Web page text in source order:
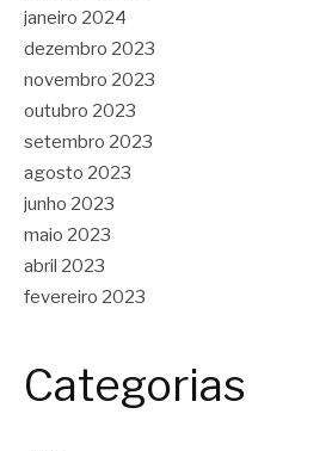
janeiro 2024
dezembro 2023
novembro 2023
outubro 2023
setembro 2023
agosto 2023
junho 2023
maio 2023
abril 2023
fevereiro 2023
Categorias